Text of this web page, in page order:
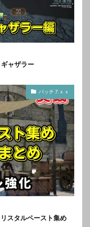
ャザラー
パッチ 7.ｘｘ
スタルペースト集め